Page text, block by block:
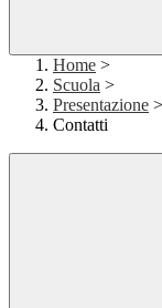
Home >
Scuola >
Presentazione >
Contatti